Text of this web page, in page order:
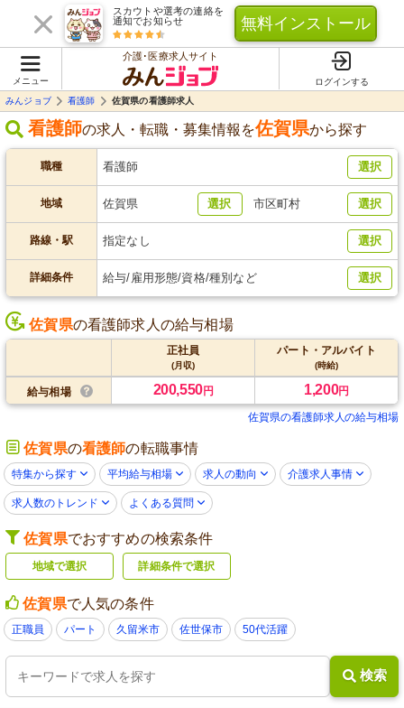
スカウトや選考の連絡を
通知でお知らせ
無料インストール
メニュー
介護･医療求人サイト
ログインする
みんジョブ
看護師 佐賀県の看護師求人
看護師の求人・転職・募集情報を佐賀県から探す
職種 看護師 選択
地域 佐賀県 選択 市区町村 選択
路線・駅 指定なし 選択
詳細条件 給与/雇用形態/資格/種別など 選択
佐賀県の看護師求人の給与相場
正社員
(月収)
パート・アルバイト
(時給)
給与相場 200,550円 1,200円
佐賀県の看護師求人の給与相場
佐賀県の看護師の転職事情
特集から探す 平均給与相場 求人の動向 介護求人事情
求人数のトレンド よくある質問
佐賀県でおすすめの検索条件
地域で選択 詳細条件で選択
佐賀県で人気の条件
正職員 パート 久留米市 佐世保市 50代活躍
検索